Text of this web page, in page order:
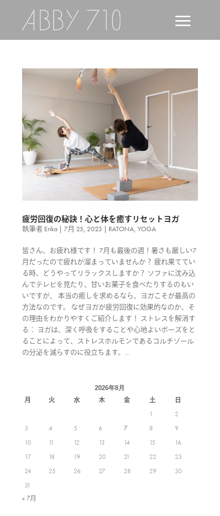
疲労回復の秘訣！心と体を癒すリセットヨガ
執筆者 Erika| 7月 25, 2023 | RATONA, YOGA
皆さん、お疲れ様です！ 7月も最後の週！暑さも厳しい7
月だったので疲れが溜まっていませんか？ 疲れ果ててい
る時、どうやってリラックスしますか？ ソファに沈み込
んでテレビを見たり、甘いお菓子を食べたりするのもい
いですが、 本当の癒しを求めるなら、ヨガこそが最高の
方法なのです。 なぜヨガが疲労回復に効果的なのか、そ
の理由をわかりやすくご紹介します！ ストレスを解消す
る： ヨガは、深く呼吸をすることや心地よいポーズをと
ることによって、ストレスホルモンであるコルチゾール
の分泌を減らすのに役立ちます。...
2026年8月
月 火 水 木 金 土
日
1
2
3
4 5 6 7 8
9
10
11 12 13 14 15
16
17
18 19 20 21 22
23
24
25 26 27 28 29
30
31
« 7月